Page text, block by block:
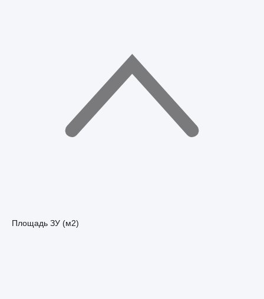
Площадь ЗУ (м2)